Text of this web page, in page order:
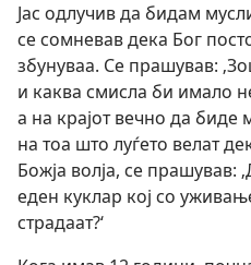
Јас одлучив да бидам
се сомневав дека Бог
збунуваа. Се прашував:
и каква смисла би имало
а на крајот вечно да биде
на тоа што луѓето велат
Божја волја, се прашував:
еден куклар кој со
страдаат?‘